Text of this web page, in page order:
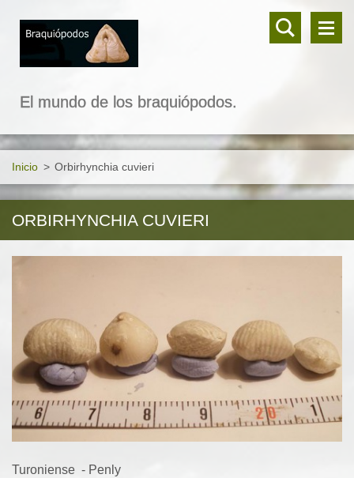
El mundo de los braquiópodos.
Inicio > Orbirhynchia cuvieri
ORBIRHYNCHIA CUVIERI
Turoniense - Penly